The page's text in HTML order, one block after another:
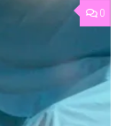
0